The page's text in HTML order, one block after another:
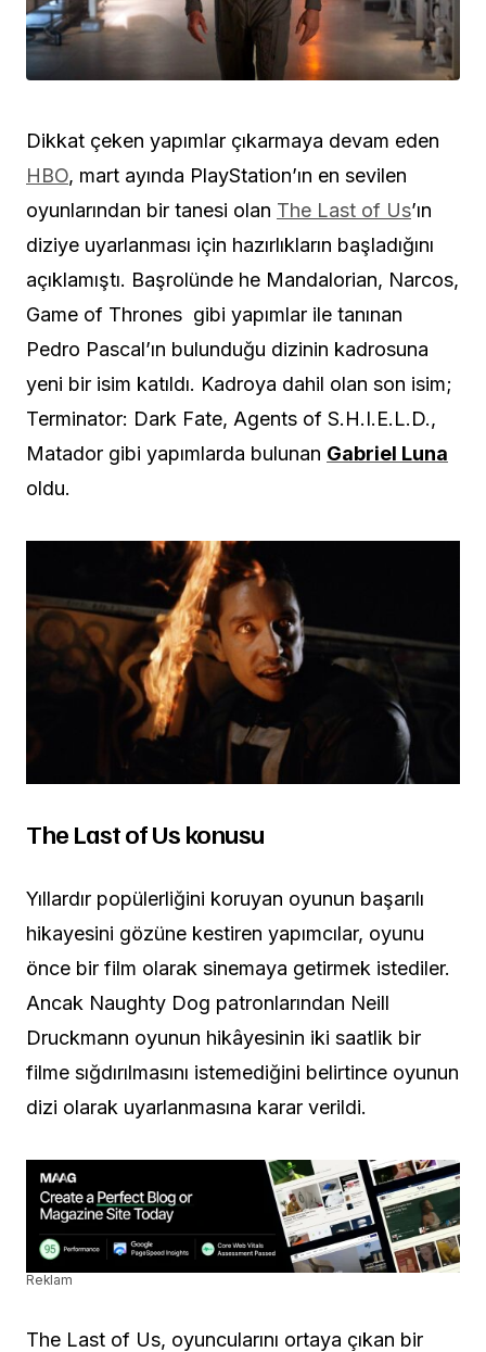
Dikkat çeken yapımlar çıkarmaya devam eden
HBO, mart ayında PlayStation’ın en sevilen
oyunlarından bir tanesi olan The Last of Us’ın
diziye uyarlanması için hazırlıkların başladığını
açıklamıştı. Başrolünde he Mandalorian, Narcos,
Game of Thrones gibi yapımlar ile tanınan
Pedro Pascal’ın bulunduğu dizinin kadrosuna
yeni bir isim katıldı. Kadroya dahil olan son isim;
Terminator: Dark Fate, Agents of S.H.I.E.L.D.,
Matador gibi yapımlarda bulunan Gabriel Luna
oldu.
The Last of Us konusu
Yıllardır popülerliğini koruyan oyunun başarılı
hikayesini gözüne kestiren yapımcılar, oyunu
önce bir film olarak sinemaya getirmek istediler.
Ancak Naughty Dog patronlarından Neill
Druckmann oyunun hikâyesinin iki saatlik bir
filme sığdırılmasını istemediğini belirtince oyunun
dizi olarak uyarlanmasına karar verildi.
Reklam
The Last of Us, oyuncularını ortaya çıkan bir